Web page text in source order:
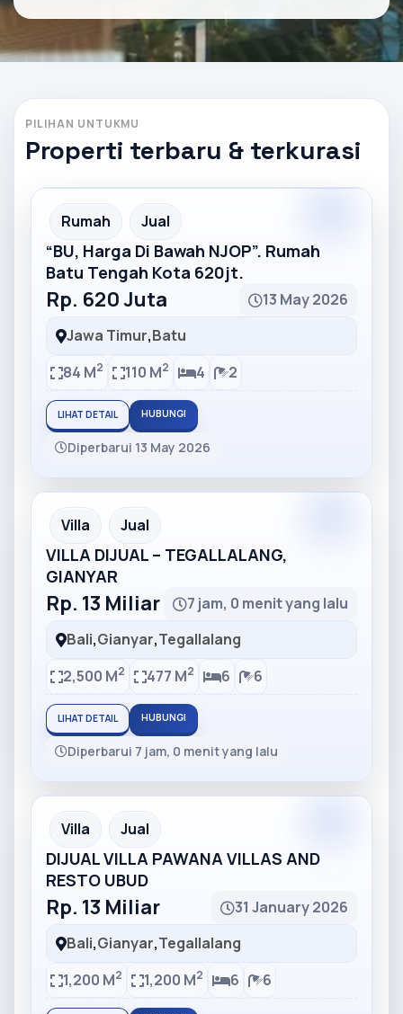
PILIHAN UNTUKMU
Properti terbaru & terkurasi
Partner Ad
Rumah Jual
“BU, Harga Di Bawah NJOP”. Rumah
Batu Tengah Kota 620jt.
Rp. 620 Juta
13 May 2026
Jawa Timur,Batu
84 M2 110 M2 4 2
LIHAT DETAIL HUBUNGI
Diperbarui 13 May 2026
Partner Ad
Villa Jual
VILLA DIJUAL – TEGALLALANG,
GIANYAR
Rp. 13 Miliar
7 jam, 0 menit yang lalu
Bali,Gianyar,Tegallalang
2,500 M2 477 M2 6 6
LIHAT DETAIL HUBUNGI
Diperbarui 7 jam, 0 menit yang lalu
Partner Ad
Villa Jual
DIJUAL VILLA PAWANA VILLAS AND
RESTO UBUD
Rp. 13 Miliar
31 January 2026
Bali,Gianyar,Tegallalang
1,200 M2 1,200 M2 6 6